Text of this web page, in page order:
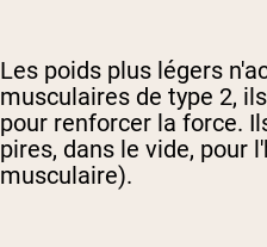
Les poids plus légers
musculaires de type 2,
pour renforcer la force.
pires, dans le vide, pour
musculaire).